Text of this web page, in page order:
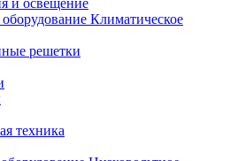
Климатическое
решетки
техника